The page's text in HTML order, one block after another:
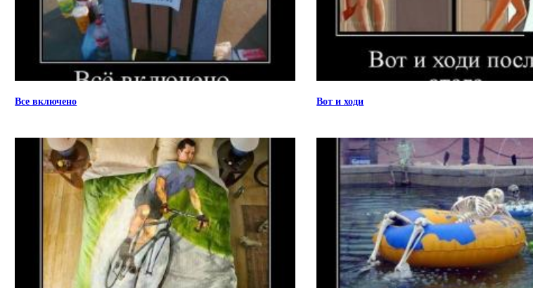
Все включено Вот и ходи